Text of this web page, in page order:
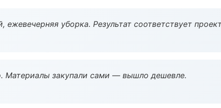
ежевечерняя уборка. Результат соответствует
Материалы закупали сами — вышло дешевле.